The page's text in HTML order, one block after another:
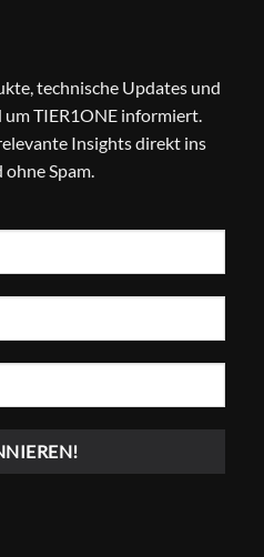
technische Updates und
TIER1ONE informiert.
Insights direkt ins
Spam.